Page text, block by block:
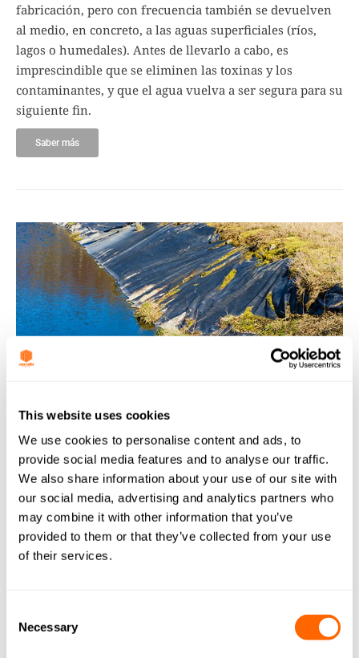
This website uses cookies
We use cookies to personalise content and ads, to
provide social media features and to analyse our traffic.
We also share information about your use of our site with
our social media, advertising and analytics partners who
may combine it with other information that you’ve
provided to them or that they’ve collected from your use
of their services.
Selection
Necessary
fabricación, pero con frecuencia también se devuelven
al medio, en concreto, a las aguas superficiales (ríos,
lagos o humedales). Antes de llevarlo a cabo, es
imprescindible que se eliminen las toxinas y los
contaminantes, y que el agua vuelva a ser segura para su
siguiente fin.
Saber más
y circula entre la basura. Este líquido tiende a contener
tanto materia en suspensión (materia que es visible a